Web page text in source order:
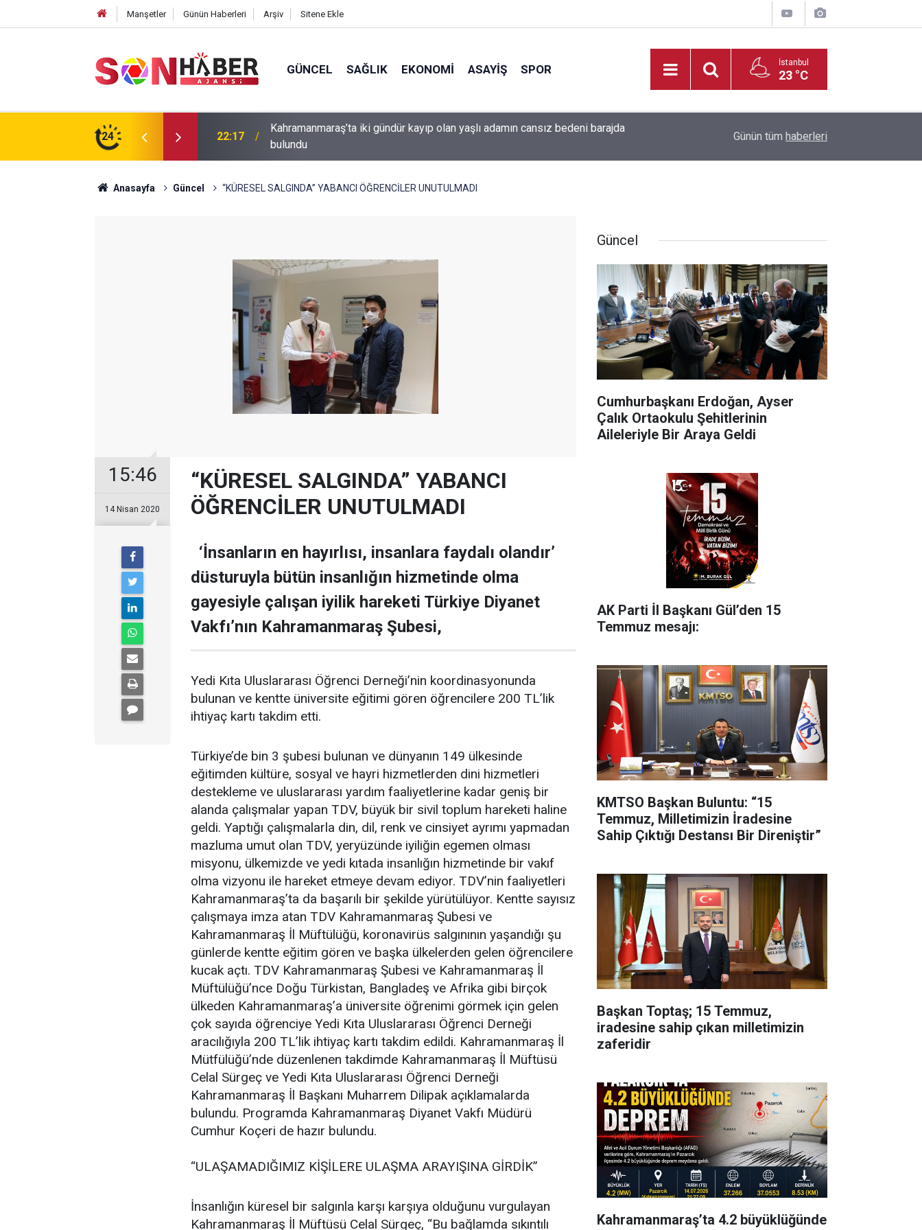
Manşetler Günün Haberleri Arşiv Sitene Ekle
GÜNCEL SAĞLIK EKONOMI ASAYIŞ SPOR İstanbul
23 °C
24
olan yaşlı adamın cansız bedeni barajda
20:43 Andırın’da Bir Grup Yolu Daha İyileştirildi Madrigal, Perşembe Günü KAFUM’da Sahne
Günün tüm haberleri
Anasayfa Güncel “KÜRESEL SALGINDA” YABANCI ÖĞRENCİLER UNUTULMADI
15:46
14 Nisan 2020
“KÜRESEL SALGINDA” YABANCI
ÖĞRENCİLER UNUTULMADI
‘İnsanların en hayırlısı, insanlara faydalı olandır’
düsturuyla bütün insanlığın hizmetinde olma
gayesiyle çalışan iyilik hareketi Türkiye Diyanet
Vakfı’nın Kahramanmaraş Şubesi,
Yedi Kıta Uluslararası Öğrenci Derneği’nin koordinasyonunda
bulunan ve kentte üniversite eğitimi gören öğrencilere 200 TL’lik
ihtiyaç kartı takdim etti.
Türkiye’de bin 3 şubesi bulunan ve dünyanın 149 ülkesinde
eğitimden kültüre, sosyal ve hayri hizmetlerden dini hizmetleri
destekleme ve uluslararası yardım faaliyetlerine kadar geniş bir
alanda çalışmalar yapan TDV, büyük bir sivil toplum hareketi haline
geldi. Yaptığı çalışmalarla din, dil, renk ve cinsiyet ayrımı yapmadan
mazluma umut olan TDV, yeryüzünde iyiliğin egemen olması
misyonu, ülkemizde ve yedi kıtada insanlığın hizmetinde bir vakıf
olma vizyonu ile hareket etmeye devam ediyor. TDV’nin faaliyetleri
Kahramanmaraş’ta da başarılı bir şekilde yürütülüyor. Kentte sayısız
çalışmaya imza atan TDV Kahramanmaraş Şubesi ve
Kahramanmaraş İl Müftülüğü, koronavirüs salgınının yaşandığı şu
günlerde kentte eğitim gören ve başka ülkelerden gelen öğrencilere
kucak açtı. TDV Kahramanmaraş Şubesi ve Kahramanmaraş İl
Müftülüğü’nce Doğu Türkistan, Bangladeş ve Afrika gibi birçok
ülkeden Kahramanmaraş’a üniversite öğrenimi görmek için gelen
çok sayıda öğrenciye Yedi Kıta Uluslararası Öğrenci Derneği
aracılığıyla 200 TL’lik ihtiyaç kartı takdim edildi. Kahramanmaraş İl
Mütfülüğü’nde düzenlenen takdimde Kahramanmaraş İl Müftüsü
Celal Sürgeç ve Yedi Kıta Uluslararası Öğrenci Derneği
Kahramanmaraş İl Başkanı Muharrem Dilipak açıklamalarda
bulundu. Programda Kahramanmaraş Diyanet Vakfı Müdürü
Cumhur Koçeri de hazır bulundu.
“ULAŞAMADIĞIMIZ KİŞİLERE ULAŞMA ARAYIŞINA GİRDİK”
İnsanlığın küresel bir salgınla karşı karşıya olduğunu vurgulayan
Kahramanmaraş İl Müftüsü Celal Sürgeç, “Bu bağlamda sıkıntılı
Güncel
Cumhurbaşkanı Erdoğan, Ayser
Çalık Ortaokulu Şehitlerinin
Aileleriyle Bir Araya Geldi
AK Parti İl Başkanı Gül’den 15
Temmuz mesajı:
KMTSO Başkan Buluntu: “15
Temmuz, Milletimizin İradesine
Sahip Çıktığı Destansı Bir Direniştir”
Başkan Toptaş; 15 Temmuz,
iradesine sahip çıkan milletimizin
zaferidir
Kahramanmaraş’ta 4.2 büyüklüğünde